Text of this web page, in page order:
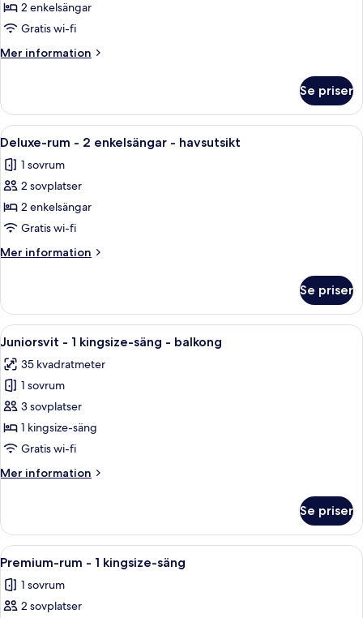
rum
-
enkelsängar
2 enkelsängar
Gratis wi-fi
Mer information
Mer
rum
2
Se priser
Öppna
alla
foton
för
Deluxe-
rum
-
2
-
havsutsikt
Ett hotellrum med två sängar, ett
6
Deluxe-rum - 2 enkelsängar - havsutsikt
1 sovrum
2 sovplatser
2 enkelsängar
Gratis wi-fi
Mer information
Mer
rum
2
havsutsikt
Se priser
Öppna
alla
foton
för
Juniorsvit
-
1
säng
Ett hotellrum med en säng, en stol,
5
Juniorsvit - 1 kingsize-säng - balkong
35 kvadratmeter
1 sovrum
3 sovplatser
1 kingsize-säng
Gratis wi-fi
Mer information
Mer
-
kingsize-
balkong
Se priser
Öppna
alla
foton
för
Ett modernt hotellrum med en stor
5
Premium-rum - 1 kingsize-säng
1 sovrum
2 sovplatser